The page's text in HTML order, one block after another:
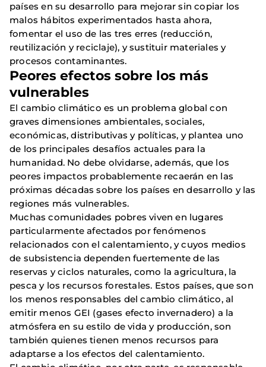
países en su desarrollo para mejorar sin copiar los
malos hábitos experimentados hasta ahora,
fomentar el uso de las tres erres (reducción,
reutilización y reciclaje), y sustituir materiales y
procesos contaminantes.
Peores efectos sobre los más
vulnerables
El cambio climático es un problema global con
graves dimensiones ambientales, sociales,
económicas, distributivas y políticas, y plantea uno
de los principales desafíos actuales para la
humanidad. No debe olvidarse, además, que los
peores impactos probablemente recaerán en las
próximas décadas sobre los países en desarrollo y las
regiones más vulnerables.
Muchas comunidades pobres viven en lugares
particularmente afectados por fenómenos
relacionados con el calentamiento, y cuyos medios
de subsistencia dependen fuertemente de las
reservas y ciclos naturales, como la agricultura, la
pesca y los recursos forestales. Estos países, que son
los menos responsables del cambio climático, al
emitir menos GEI (gases efecto invernadero) a la
atmósfera en su estilo de vida y producción, son
también quienes tienen menos recursos para
adaptarse a los efectos del calentamiento.